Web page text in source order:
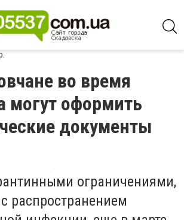
во время
могут оформить
документы
ограничениями,
распространением